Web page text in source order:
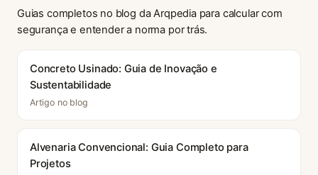
Guias completos no blog da Arqpedia para calcular com
segurança e entender a norma por trás.
Concreto Usinado: Guia de Inovação e
Sustentabilidade
Artigo no blog
Alvenaria Convencional: Guia Completo para
Projetos